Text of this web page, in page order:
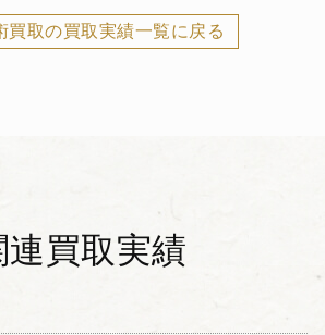
買取の買取実績一覧に戻る
連買取実績